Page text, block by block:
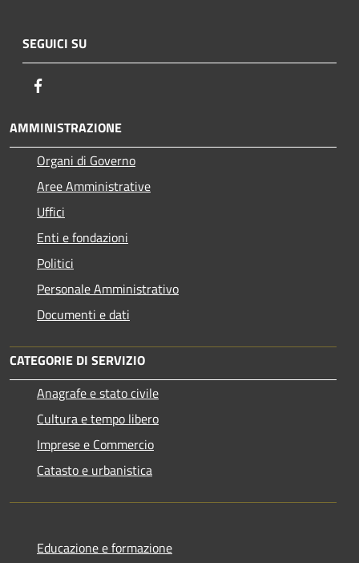
SEGUICI SU
AMMINISTRAZIONE
Organi di Governo
Aree Amministrative
Uffici
Enti e fondazioni
Politici
Personale Amministrativo
Documenti e dati
CATEGORIE DI SERVIZIO
Anagrafe e stato civile
Cultura e tempo libero
Imprese e Commercio
Catasto e urbanistica
Educazione e formazione